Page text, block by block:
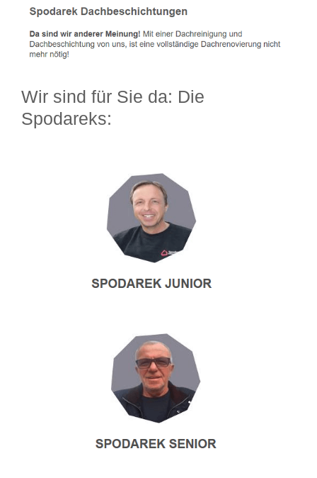
Wir sind für Sie da: Die
Spodareks: